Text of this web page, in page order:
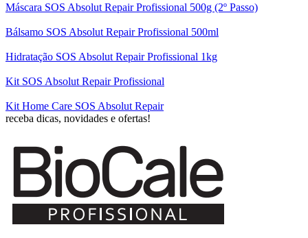
Máscara SOS Absolut Repair Profissional 500g (2º Passo)
Bálsamo SOS Absolut Repair Profissional 500ml
Hidratação SOS Absolut Repair Profissional 1kg
Kit SOS Absolut Repair Profissional
Kit Home Care SOS Absolut Repair
receba dicas, novidades e ofertas!